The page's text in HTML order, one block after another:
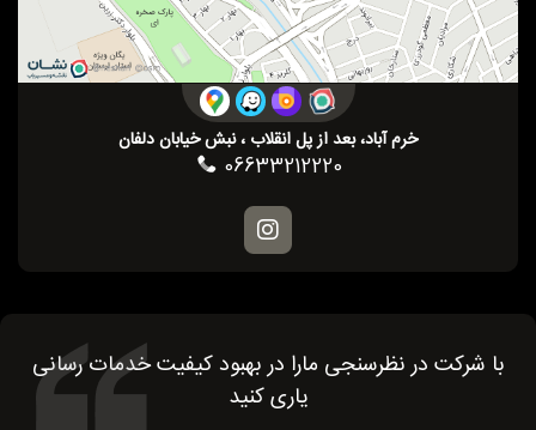
خرم آباد، بعد از پل انقلاب ، نبش خیابان دلفان
06633212220
با شرکت در نظرسنجی مارا در بهبود کیفیت خدمات رسانی
یاری کنید